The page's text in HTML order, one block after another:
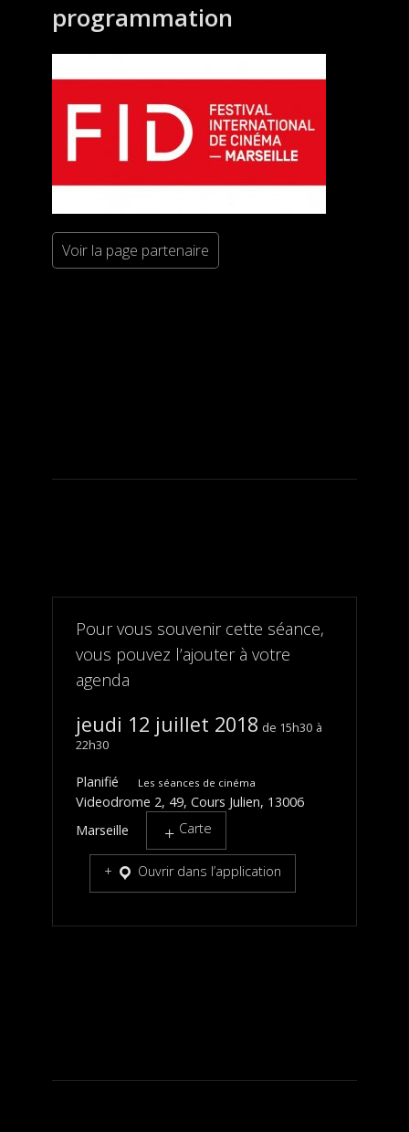
programmation
Voir la page partenaire
Pour vous souvenir cette séance,
vous pouvez l’ajouter à votre
agenda
jeudi 12 juillet 2018
15h30
22h30
Planifié Les séances de cinéma
Videodrome 2, 49, Cours Julien, 13006
Marseille
Carte
Ouvrir dans l’application